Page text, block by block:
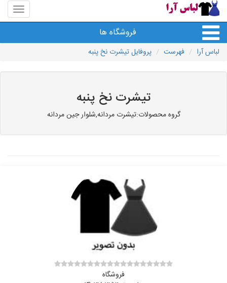
منوی
سایت
آرا
فروشگاه ها
لباس آرا فهرست پروفایل تیشرت نخ پنبه
تیشرت نخ پنبه
گروه محصولات:تیشرت مردانه,شلوار جین مردانه
فروشگاه